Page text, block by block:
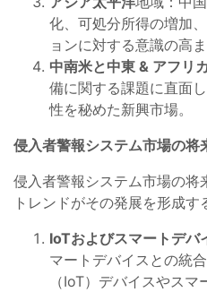
化、可処分所得の増加
ョンに対する意識の高
中南米と中東 & アフリカ
備に関する課題に直面
性を秘めた新興市場。
侵入者警報システム市場の将
侵入者警報システム市場の
トレンドがその発展を形成す
IoTおよびスマートデバ
マートデバイスとの統
（IoT）デバイスやス